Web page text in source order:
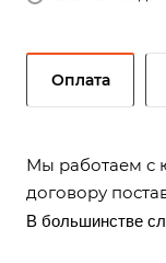
Оплата
Мы работаем с
договору
В большинстве